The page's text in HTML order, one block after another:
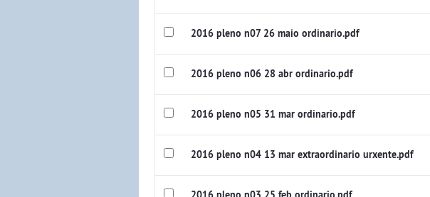
2016 pleno n07 26 maio ordinario.pdf
2016 pleno n06 28 abr ordinario.pdf
2016 pleno n05 31 mar ordinario.pdf
2016 pleno n04 13 mar extraordinario urxente.pdf